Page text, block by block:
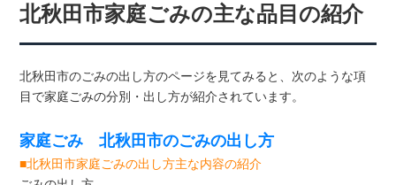
北秋田市家庭ごみの主な品目の紹介
北秋田市のごみの出し方のページを見てみると、次のような項
目で家庭ごみの分別・出し方が紹介されています。
家庭ごみ 北秋田市のごみの出し方
■北秋田市家庭ごみの出し方主な内容の紹介